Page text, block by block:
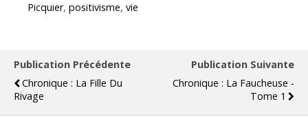
Picquier, positivisme, vie
Publication Précédente
Chronique : La Fille Du
Rivage
Publication Suivante
Chronique : La Faucheuse -
Tome 1